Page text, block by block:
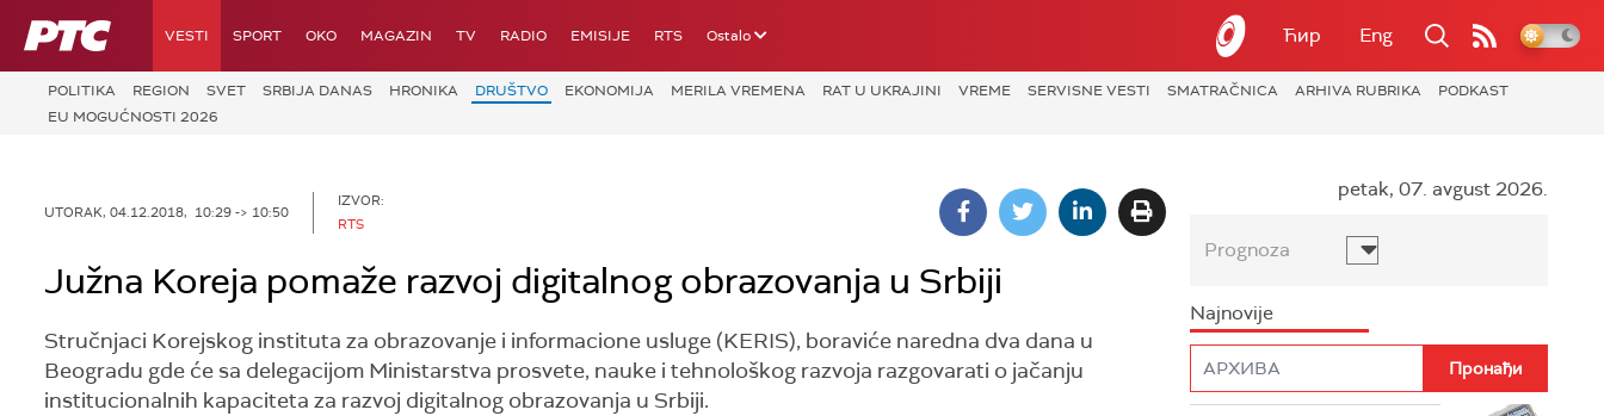
RTS VESTI SPORT OKO MAGAZIN TV RADIO EMISIJE RTS Ostalo Ћир Eng
POLITIKA REGION SVET SRBIJA DANAS HRONIKA DRUŠTVO EKONOMIJA MERILA VREMENA RAT U UKRAJINI VREME SERVISNE VESTI SMATRAČNICA ARHIVA RUBRIKA
PODKAST
EU MOGUĆNOSTI 2026
UTORAK, 04.12.2018, 10:29 -> 10:50
IZVOR:
RTS
Južna Koreja pomaže razvoj digitalnog obrazovanja u Srbiji
Stručnjaci Korejskog instituta za obrazovanje i informacione usluge (KERIS), boraviće naredna dva dana u
Beogradu gde će sa delegacijom Ministarstva prosvete, nauke i tehnološkog razvoja razgovarati o jačanju
institucionalnih kapaciteta za razvoj digitalnog obrazovanja u Srbiji.
petak, 07. avgust 2026.
Prognoza
Najnovije